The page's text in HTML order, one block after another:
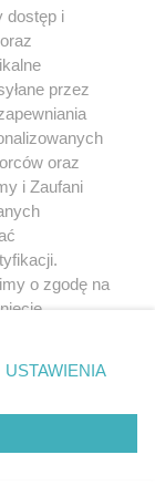
sposób (w
polu
w Internecie
lub
prawa, tzn.
może być ścigane
dostęp i
przez
oraz
i Zaufani
o zgodę na
prywatności
zgody
takiemu
tylko
USTAWIENIA